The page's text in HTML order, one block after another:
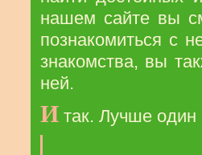
нашем сайте вы
познакомиться с
знакомства, вы
ней.
И так. Лучше один